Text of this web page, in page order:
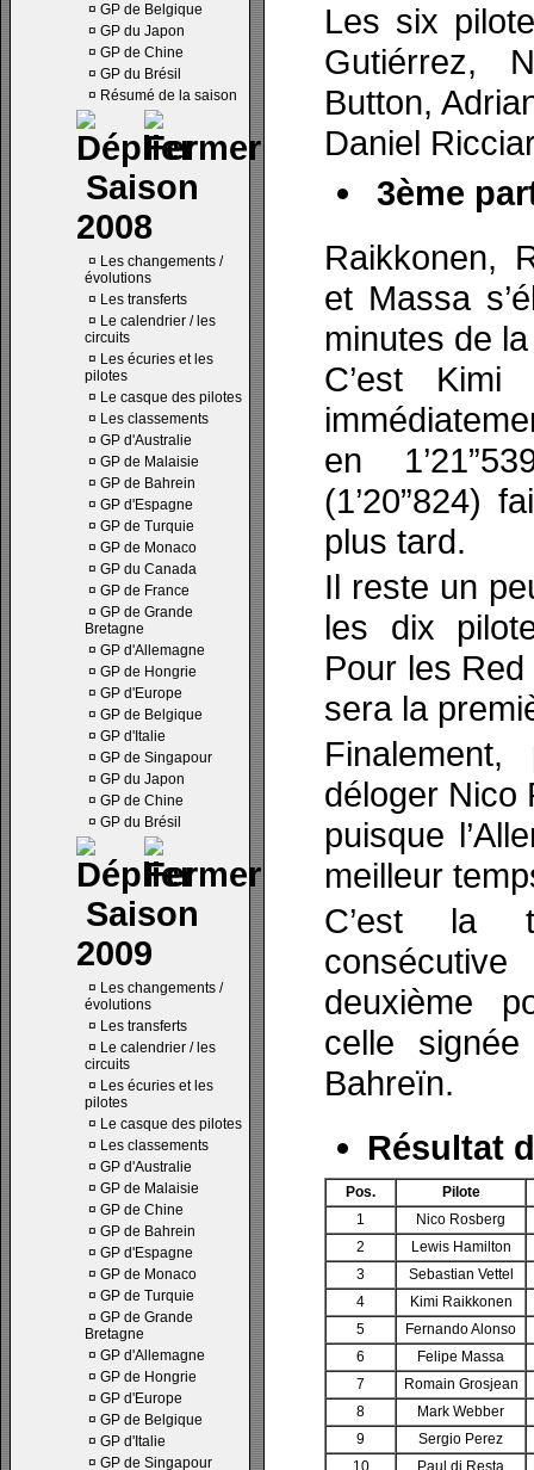
¤ GP de Belgique
¤ GP du Japon
¤ GP de Chine
¤ GP du Brésil
¤ Résumé de la saison
Saison
2008
¤ Les changements /
évolutions
¤ Les transferts
¤ Le calendrier / les
circuits
¤ Les écuries et les
pilotes
¤ Le casque des pilotes
¤ Les classements
¤ GP d'Australie
¤ GP de Malaisie
¤ GP de Bahrein
¤ GP d'Espagne
¤ GP de Turquie
¤ GP de Monaco
¤ GP du Canada
¤ GP de France
¤ GP de Grande
Bretagne
¤ GP d'Allemagne
¤ GP de Hongrie
¤ GP d'Europe
¤ GP de Belgique
¤ GP d'Italie
¤ GP de Singapour
¤ GP du Japon
¤ GP de Chine
¤ GP du Brésil
Saison
2009
¤ Les changements /
évolutions
¤ Les transferts
¤ Le calendrier / les
circuits
¤ Les écuries et les
pilotes
¤ Le casque des pilotes
¤ Les classements
¤ GP d'Australie
¤ GP de Malaisie
¤ GP de Chine
¤ GP de Bahrein
¤ GP d'Espagne
¤ GP de Monaco
¤ GP de Turquie
¤ GP de Grande
Bretagne
¤ GP d'Allemagne
¤ GP de Hongrie
¤ GP d'Europe
¤ GP de Belgique
¤ GP d'Italie
¤ GP de Singapour
Les six
Gutiérrez,
Button,
Daniel
3ème
Raikkonen,
et Massa
minutes de
C’est Kimi
en
(1’20”824)
plus tard.
Il reste un
les dix
Pour les
sera la
déloger Nico
puisque
meilleur
C’est la
deuxième
celle
Bahreïn.
Résultat
Pos.
Pilote
1
Nico Rosberg
2
Lewis Hamilton
3
Sebastian Vettel
4
Kimi Raikkonen
5
Fernando Alonso
6
Felipe Massa
7
Romain Grosjean
8
Mark Webber
9
Sergio Perez
10
Paul di Resta